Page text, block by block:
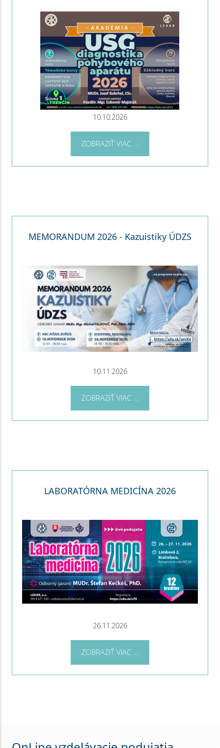
10.10.2026
ZOBRAZIŤ VIAC ...
MEMORANDUM 2026 - Kazuistiky ÚDZS
10.11.2026
ZOBRAZIŤ VIAC ...
LABORATÓRNA MEDICÍNA 2026
26.11.2026
ZOBRAZIŤ VIAC ...